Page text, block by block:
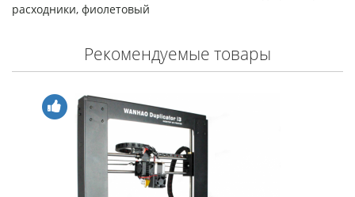
расходники, фиолетовый
Рекомендуемые товары